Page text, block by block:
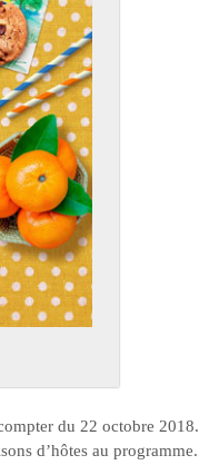
du 22 octobre 2018.
d’hôtes au programme.